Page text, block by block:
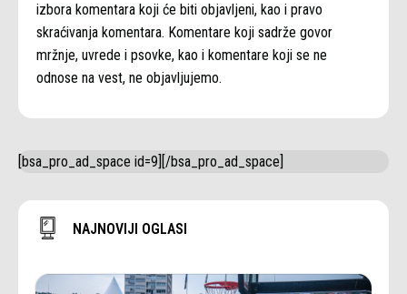
izbora komentara koji će biti objavljeni, kao i pravo
skraćivanja komentara. Komentare koji sadrže govor
mržnje, uvrede i psovke, kao i komentare koji se ne
odnose na vest, ne objavljujemo.
[bsa_pro_ad_space id=9][/bsa_pro_ad_space]
NAJNOVIJI OGLASI